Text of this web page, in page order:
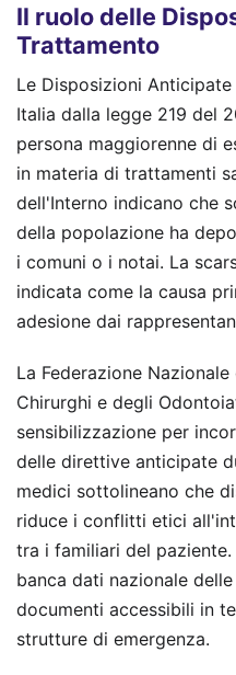
Il ruolo delle
Trattamento
Le Disposizioni
Italia dalla legge 219 del
persona maggiorenne di
in materia di trattamenti
dell'Interno indicano che
della popolazione ha
i comuni o i notai. La
indicata come la causa
adesione dai
La Federazione
Chirurghi e degli
sensibilizzazione per
delle direttive anticipate
medici sottolineano che
riduce i conflitti etici
tra i familiari del
banca dati nazionale
documenti accessibili in
strutture di emergenza.